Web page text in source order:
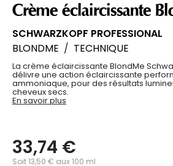
Crème éclaircissante
SCHWARZKOPF PROFESSIONAL
BLONDME / TECHNIQUE
La crème éclaircissante BlondMe
délivre une action éclaircissante
ammoniaque, pour des résultats
cheveux secs.
En savoir plus
33,74 €
Soit 13,50 € aux 100 ml